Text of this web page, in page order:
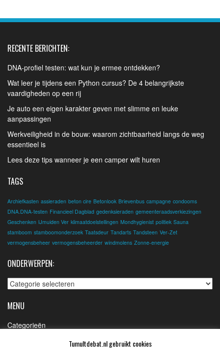
RECENTE BERICHTEN:
DNA-profiel testen: wat kun je ermee ontdekken?
Wat leer je tijdens een Python cursus? De 4 belangrijkste
vaardigheden op een rij
Je auto een eigen karakter geven met slimme en leuke
aanpassingen
Werkveiligheid in de bouw: waarom zichtbaarheid langs de weg
essentieel is
Lees deze tips wanneer je een camper wilt huren
TAGS
Archiefkasten assieraden beton cire Betonlook Brievenbus campagne condooms
DNA.DNA-testen Financieel Dagblad gedenksieraden gemeenteraadsverkiezingen
Geschenken IJmuiden Ver klimaatdoelstellingen Mondhygienist politiek Sauna
stamboom stamboomonderzoek Taatsdeur Tandarts Tandsteen Ver-Zet
vermogensbeheer vermogensbeheerder windmolens Zonne-energie
ONDERWERPEN:
Onderwerpen:
MENU
Categorieën
Tumultdebat.nl gebruikt cookies